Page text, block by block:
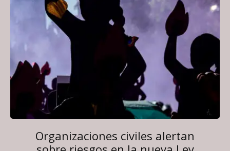
Organizaciones civiles alertan